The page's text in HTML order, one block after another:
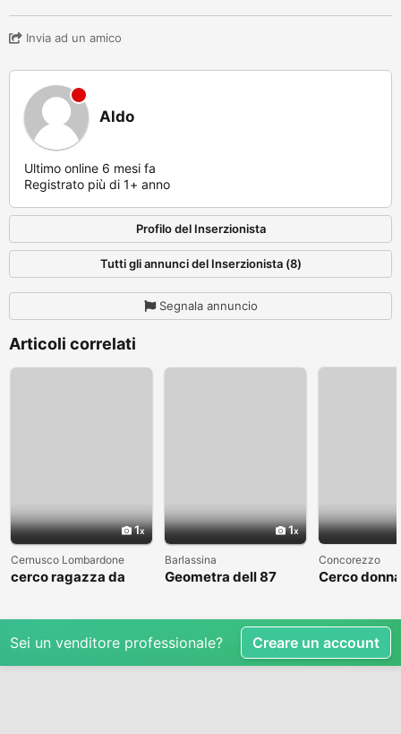
Invia ad un amico
Aldo
Ultimo online 6 mesi fa
Registrato più di 1+ anno
Profilo del Inserzionista
Tutti gli annunci del Inserzionista (8)
Segnala annuncio
Articoli correlati
1
Cernusco Lombardone
cerco ragazza da
1
Barlassina
Geometra dell 87
Concorezzo
Cerco
Sei un venditore professionale? Creare un account